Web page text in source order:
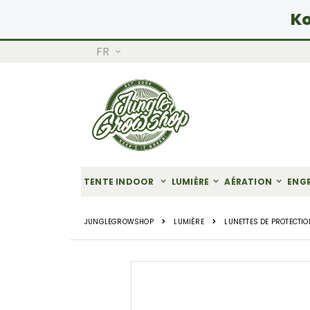
AllezLANGUE
FR
TENTE INDOOR LUMIÈRE AÉRATION
JUNGLEGROWSHOP LUMIÈRE LUNETTES DE